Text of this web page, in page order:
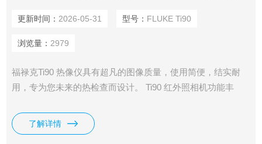
更新时间： 2026-05-31 型号： FLUKE Ti90
浏览量： 2979
福禄克Ti90 热像仪具有超凡的图像质量，使用简便，结实耐
用，专为您未来的热检查而设计。 Ti90 红外照相机功能丰
了解详情